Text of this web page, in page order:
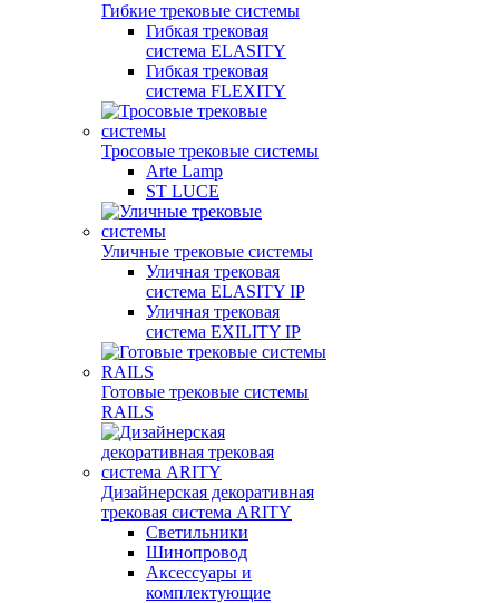
Гибкие трековые системы
Гибкая трековая
система ELASITY
Гибкая трековая
система FLEXITY
Тросовые трековые системы
Arte Lamp
ST LUCE
Уличные трековые системы
Уличная трековая
система ELASITY IP
Уличная трековая
система EXILITY IP
Готовые трековые системы
RAILS
Дизайнерская декоративная
трековая система ARITY
Светильники
Шинопровод
Аксессуары и
комплектующие